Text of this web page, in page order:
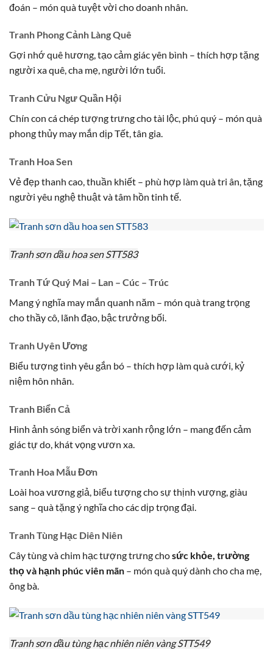
đoán – món quà tuyệt vời cho doanh nhân.
Tranh Phong Cảnh Làng Quê
Gợi nhớ quê hương, tạo cảm giác yên bình – thích hợp tặng
người xa quê, cha mẹ, người lớn tuổi.
Tranh Cửu Ngư Quần Hội
Chín con cá chép tượng trưng cho tài lộc, phú quý – món quà
phong thủy may mắn dịp Tết, tân gia.
Tranh Hoa Sen
Vẻ đẹp thanh cao, thuần khiết – phù hợp làm quà tri ân, tặng
người yêu nghệ thuật và tâm hồn tinh tế.
Tranh sơn dầu hoa sen STT583
Tranh Tứ Quý Mai – Lan – Cúc – Trúc
Mang ý nghĩa may mắn quanh năm – món quà trang trọng
cho thầy cô, lãnh đạo, bậc trưởng bối.
Tranh Uyên Ương
Biểu tượng tình yêu gắn bó – thích hợp làm quà cưới, kỷ
niệm hôn nhân.
Tranh Biển Cả
Hình ảnh sóng biển và trời xanh rộng lớn – mang đến cảm
giác tự do, khát vọng vươn xa.
Tranh Hoa Mẫu Đơn
Loài hoa vương giả, biểu tượng cho sự thịnh vượng, giàu
sang – quà tặng ý nghĩa cho các dịp trọng đại.
Tranh Tùng Hạc Diên Niên
Cây tùng và chim hạc tượng trưng chosức khỏe, trường
thọ và hạnh phúc viên mãn – món quà quý dành cho cha mẹ,
ông bà.
Tranh sơn dầu tùng hạc nhiên niên vàng STT549